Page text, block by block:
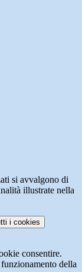
si avvalgono di
illustrate nella
i cookies
consentire.
della